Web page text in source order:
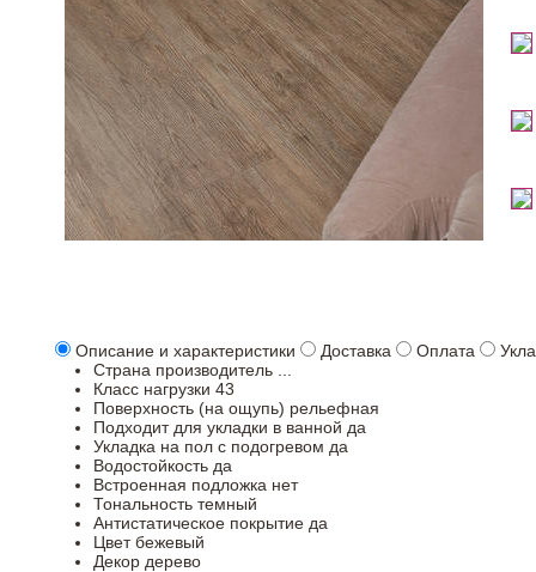
Описание и характеристики Доставка Оплата
Страна производитель
Класс нагрузки 43
Поверхность (на ощупь) рельефная
Подходит для укладки в ванной да
Укладка на пол c подогревом да
Водостойкость да
Встроенная подложка нет
Тональность темный
Антистатическое покрытие да
Цвет бежевый
Декор дерево